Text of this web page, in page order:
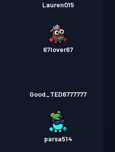
Lauren015
67lover67
Good_TED6777777
parsa514